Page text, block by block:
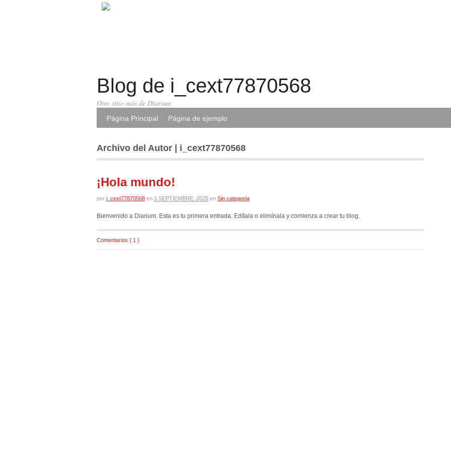
Blog de i_cext77870568
Otro sitio más de Diarium
Página Principal Página de ejemplo
Archivo del Autor | i_cext77870568
¡Hola mundo!
por i_cext77870568 en 1 SEPTIEMBRE, 2025 en Sin categoría
Bienvenido a Diarium. Esta es tu primera entrada. Edítala o elimínala y comienza a crear tu blog.
Comentarios { 1 }